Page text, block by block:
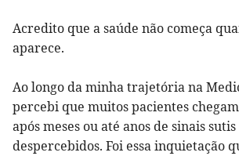
Acredito que a saúde não começa
aparece.
Ao longo da minha trajetória na
percebi que muitos pacientes
após meses ou até anos de sinais
despercebidos. Foi essa inquietação